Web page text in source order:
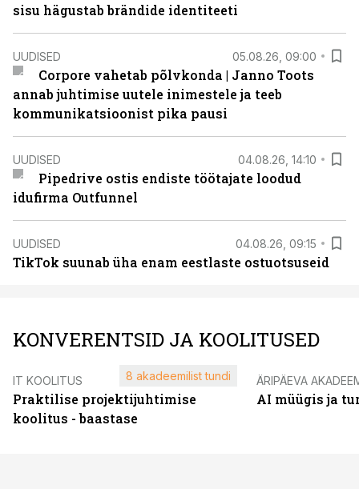
sisu hägustab brändide identiteeti
UUDISED 05.08.26, 09:00
Corpore vahetab põlvkonda | Janno Toots
annab juhtimise uutele inimestele ja teeb
kommunikatsioonist pika pausi
UUDISED 04.08.26, 14:10
Pipedrive ostis endiste töötajate loodud
idufirma Outfunnel
UUDISED 04.08.26, 09:15
TikTok suunab üha enam eestlaste ostuotsuseid
KONVERENTSID JA KOOLITUSED
IT KOOLITUS
Praktilise projektijuhtimise
koolitus - baastase
8 akadeemilist tundi ÄRIPÄEVA
AI müügis ja